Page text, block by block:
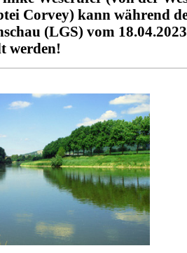
Corvey) kann während
(LGS) vom
werden!